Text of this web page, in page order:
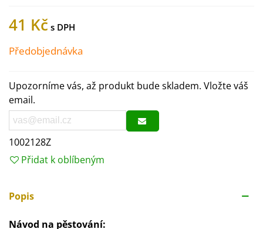
41 Kč
Předobjednávka
Upozorníme vás, až produkt bude skladem. Vložte váš
email.
1002128Z
Přidat k oblíbeným
Popis
Návod na pěstování: